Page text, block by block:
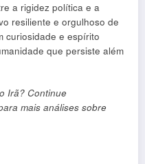
a rigidez política e a
resiliente e orgulhoso de
curiosidade e espírito
que persiste além
Irã? Continue
mais análises sobre